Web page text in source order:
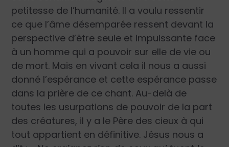
petitesse de l’humanité. Il a voulu ressentir
ce que l’âme désemparée ressent devant la
perspective d’être seule et impuissante face
à un homme qui a pouvoir sur elle de vie ou
de mort. Mais en vivant cela il nous a aussi
donné l’espérance et cette espérance passe
dans la prière de ce chant. Au-delà de
toutes les usurpations de pouvoir de la part
des créatures, il y a le Père des cieux à qui
tout appartient en définitive. Jésus nous a